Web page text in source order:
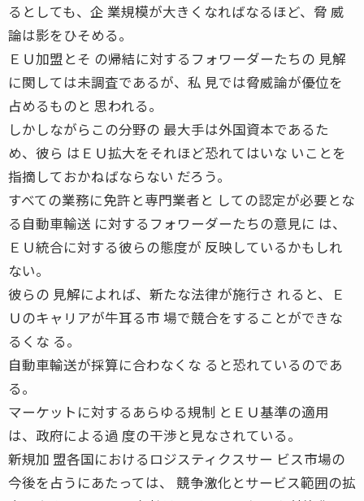
るとしても、企 業規模が大きくなればなるほど、脅 威
論は影をひそめる。
ＥＵ加盟とそ の帰結に対するフォワーダーたちの 見解
に関しては未調査であるが、私 見では脅威論が優位を
占めるものと 思われる。
しかしながらこの分野の 最大手は外国資本であるた
め、彼ら はＥＵ拡大をそれほど恐れてはいな いことを
指摘しておかねばならない だろう。
すべての業務に免許と専門業者と しての認定が必要とな
る自動車輸送 に対するフォワーダーたちの意見に は、
ＥＵ統合に対する彼らの態度が 反映しているかもしれ
ない。
彼らの 見解によれば、新たな法律が施行さ れると、Ｅ
Ｕのキャリアが牛耳る市 場で競合をすることができな
るくな る。
自動車輸送が採算に合わなくな ると恐れているのであ
る。
マーケットに対するあらゆる規制 とＥＵ基準の適用
は、政府による過 度の干渉と見なされている。
新規加 盟各国におけるロジスティクスサー ビス市場の
今後を占うにあたっては、 競争激化とサービス範囲の拡